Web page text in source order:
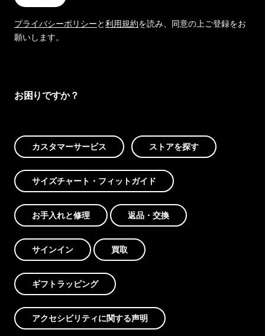
プライバシーポリシーと利用規約を読み、同意の上ご登録をお
願いします。
お困りですか？
カスタマーサービス ストアを探す
サイズチャート・フィットガイド
お手入れと修理 返品・交換
サインイン 買取
ギフトラッピング
アクセシビリティに関する声明